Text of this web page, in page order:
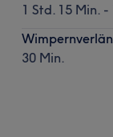
1 Std. 15 Min.
30 Min.